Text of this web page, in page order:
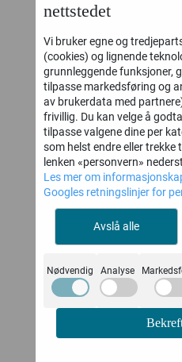
Necromunda:
Delaque Gang
Tactics Cards
Games Workshop
140,-
Kjøp
‹
nettstedet
Vi bruker egne og
(cookies) og lignende
grunnleggende funksjoner,
tilpasse markedsføring og
av brukerdata med
frivillig. Du kan velge å
tilpasse valgene dine per
som helst endre eller trekke
lenken «personvern»
Les mer om
Googles retningslinjer for
Avslå alle
Nødvendig Analyse